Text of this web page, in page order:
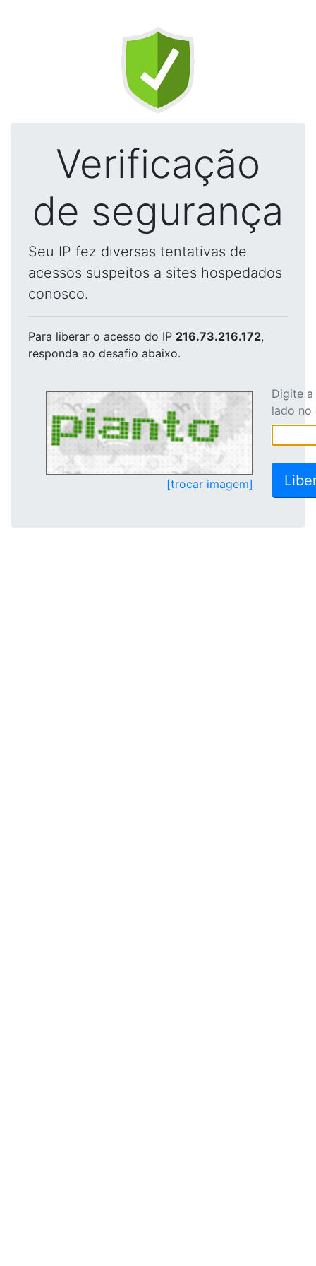
Verificação
de segurança
Seu IP fez diversas tentativas de
acessos suspeitos a sites hospedados
conosco.
Para liberar o acesso do IP 216.73.216.172,
responda ao desafio abaixo.
[trocar imagem]
Digite
lado no